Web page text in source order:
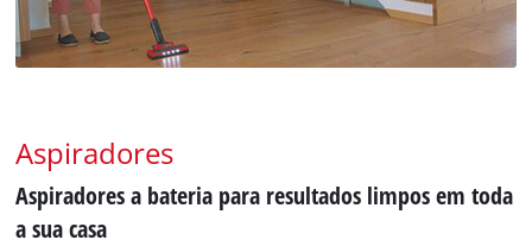
Aspiradores
Aspiradores a bateria para resultados limpos em toda
a sua casa